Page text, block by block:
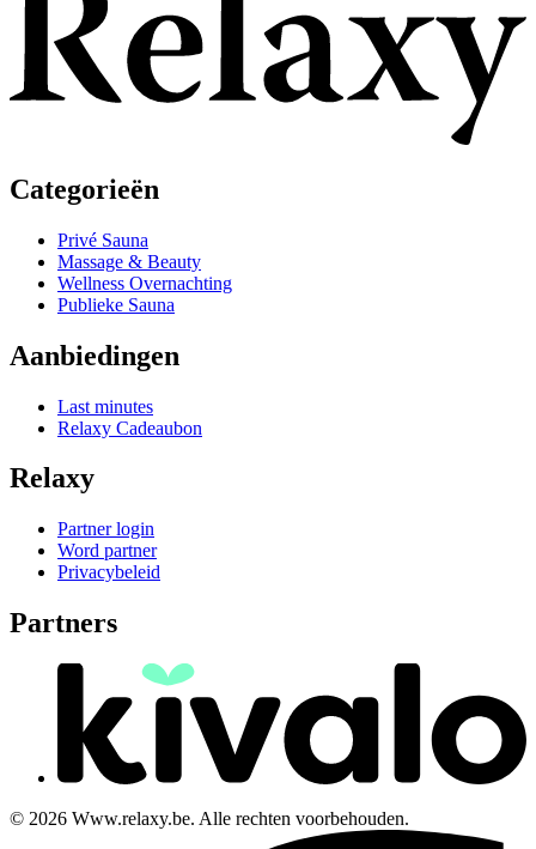
Categorieën
Privé Sauna
Massage & Beauty
Wellness Overnachting
Publieke Sauna
Aanbiedingen
Last minutes
Relaxy Cadeaubon
Relaxy
Partner login
Word partner
Privacybeleid
Partners
© 2026 Www.relaxy.be. Alle rechten voorbehouden.